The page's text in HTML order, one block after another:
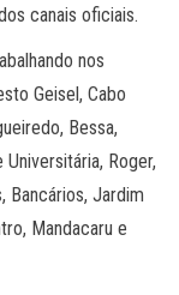
canais oficiais.
nos
Geisel, Cabo
Bessa,
Roger,
Bancários, Jardim
Mandacaru e